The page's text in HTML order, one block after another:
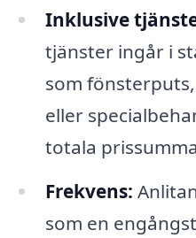
Inklusive
tjänster ingår i
som
eller
totala
Frekvens:
som en